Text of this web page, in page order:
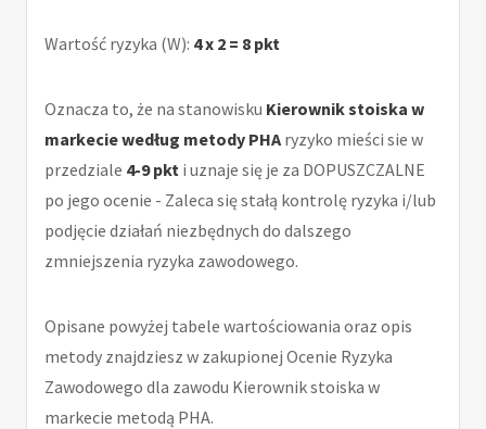
Wartość ryzyka (W): 4 x 2 = 8 pkt
Oznacza to, że na stanowisku Kierownik stoiska w
markecie według metody PHA ryzyko mieści sie w
przedziale 4-9 pkt i uznaje się je za DOPUSZCZALNE
po jego ocenie - Zaleca się stałą kontrolę ryzyka i/lub
podjęcie działań niezbędnych do dalszego
zmniejszenia ryzyka zawodowego.
Opisane powyżej tabele wartościowania oraz opis
metody znajdziesz w zakupionej Ocenie Ryzyka
Zawodowego dla zawodu Kierownik stoiska w
markecie metodą PHA.